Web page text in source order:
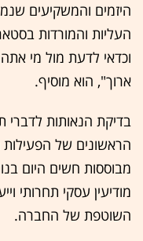
היזמים והמשקיעים
העליות והמורדות
וכדאי לדעת מול מי
ארוך", הוא מוסיף.
בדיקת הנאותות
הראשונים של
מבוססות חשים היום
מודיעין עסקי תחרותי
השוטפת של החברה.